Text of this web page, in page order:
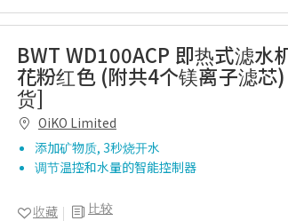
BWT WD100ACP 即热式滤水
花粉红色 (附共4个镁离子滤芯
货]
OiKO Limited
添加矿物质, 3秒烧开水
调节温控和水量的智能控制器
比较
收藏